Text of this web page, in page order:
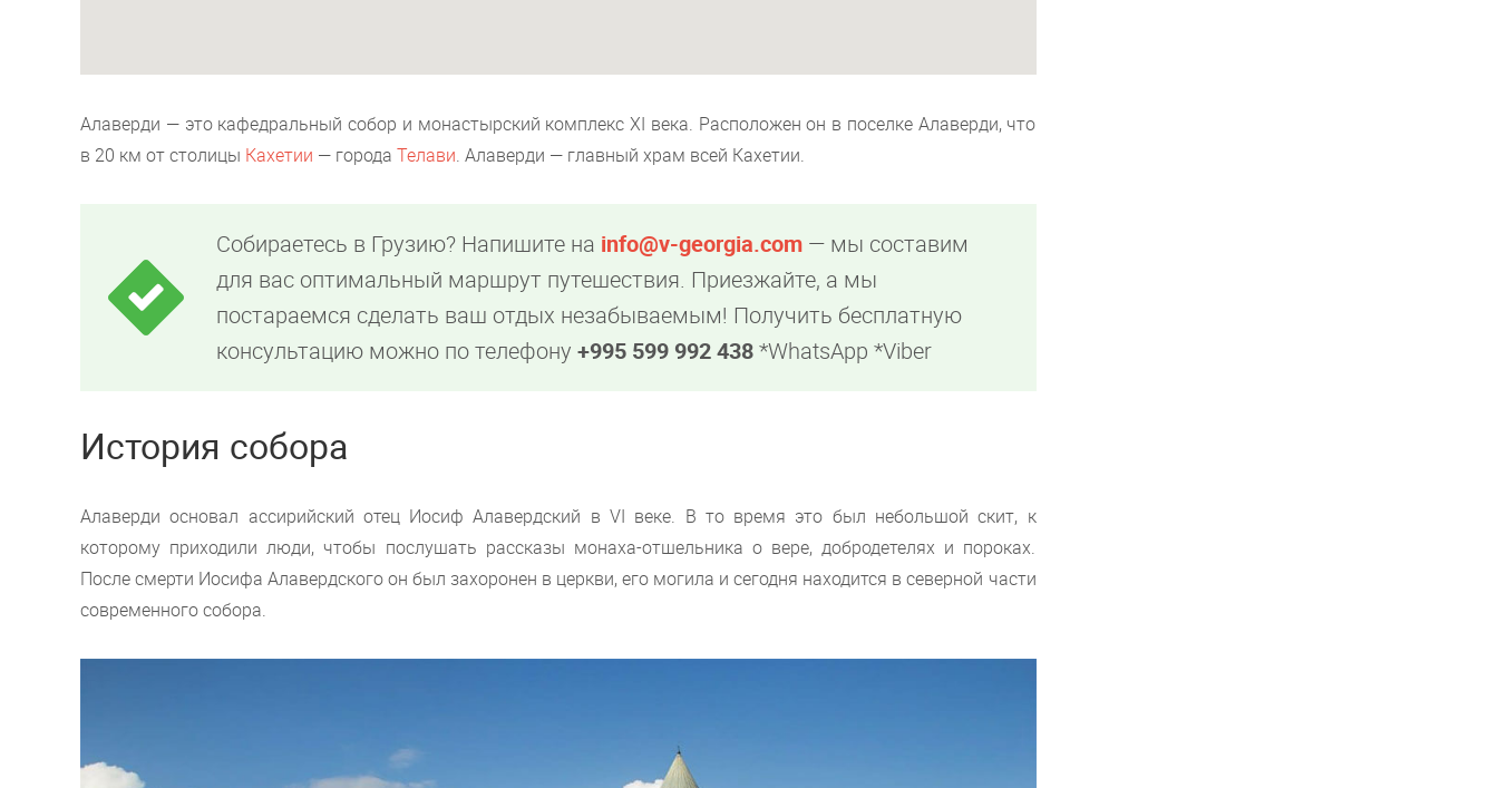
Алаверди — это кафедральный собор и монастырский комплекс XI века. Расположен он в поселке Алаверди, что
в 20 км от столицы Кахетии — города Телави. Алаверди — главный храм всей Кахетии.
Собираетесь в Грузию? Напишите на info@v-georgia.com — мы составим
для вас оптимальный маршрут путешествия. Приезжайте, а мы
постараемся сделать ваш отдых незабываемым! Получить бесплатную
консультацию можно по телефону +995 599 992 438*WhatsApp *Viber
История собора
Алаверди основал ассирийский отец Иосиф Алавердский в VI веке. В то время это был небольшой скит, к
которому приходили люди, чтобы послушать рассказы монаха-отшельника о вере, добродетелях и пороках.
После смерти Иосифа Алавердского он был захоронен в церкви, его могила и сегодня находится в северной части
современного собора.